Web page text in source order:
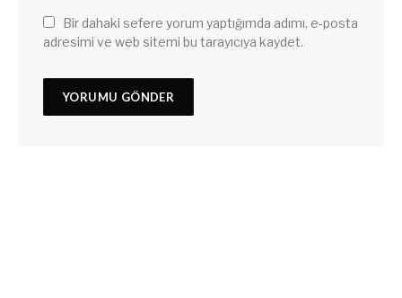
Bir dahaki sefere yorum yaptığımda adımı, e-posta
adresimi ve web sitemi bu tarayıcıya kaydet.